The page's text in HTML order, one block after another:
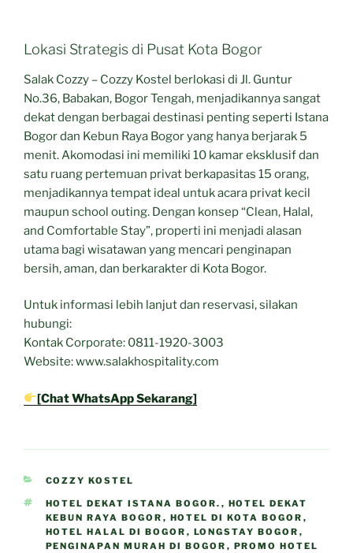
Lokasi Strategis di Pusat Kota Bogor
Salak Cozzy – Cozzy Kostel berlokasi di Jl. Guntur
No.36, Babakan, Bogor Tengah, menjadikannya sangat
dekat dengan berbagai destinasi penting seperti Istana
Bogor dan Kebun Raya Bogor yang hanya berjarak 5
menit. Akomodasi ini memiliki 10 kamar eksklusif dan
satu ruang pertemuan privat berkapasitas 15 orang,
menjadikannya tempat ideal untuk acara privat kecil
maupun school outing. Dengan konsep “Clean, Halal,
and Comfortable Stay”, properti ini menjadi alasan
utama bagi wisatawan yang mencari penginapan
bersih, aman, dan berkarakter di Kota Bogor.
Untuk informasi lebih lanjut dan reservasi, silakan
hubungi:
Kontak Corporate: 0811-1920-3003
Website: www.salakhospitality.com
[Chat WhatsApp Sekarang]
CATEGORIES
COZZY KOSTEL
TAGS
HOTEL DEKAT ISTANA BOGOR. , HOTEL DEKAT
KEBUN RAYA BOGOR , HOTEL DI KOTA BOGOR ,
HOTEL HALAL DI BOGOR , LONGSTAY BOGOR ,
PENGINAPAN MURAH DI BOGOR , PROMO HOTEL